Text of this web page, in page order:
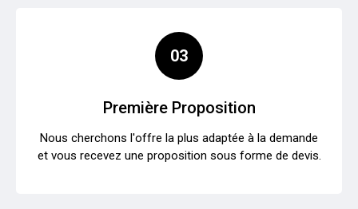
03
Première Proposition
Nous cherchons l'offre la plus adaptée à la demande
et vous recevez une proposition sous forme de devis.